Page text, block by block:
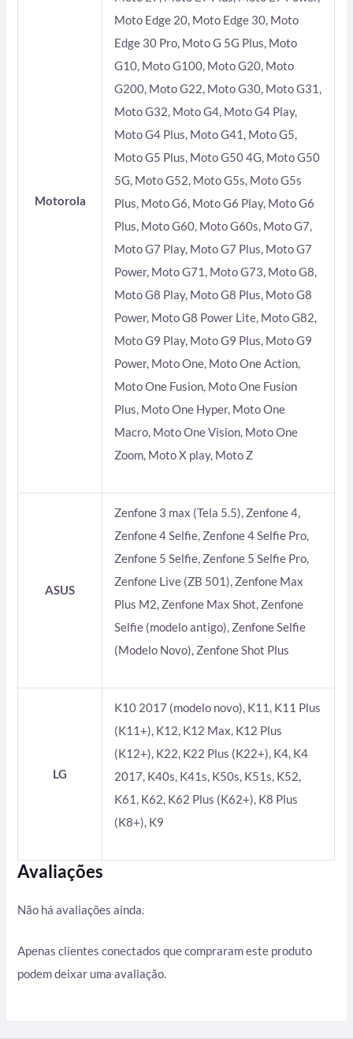
Motorola
Moto Edge 20, Moto Edge 30, Moto
Edge 30 Pro, Moto G 5G Plus, Moto
G10, Moto G100, Moto G20, Moto
G200, Moto G22, Moto G30, Moto G31,
Moto G32, Moto G4, Moto G4 Play,
Moto G4 Plus, Moto G41, Moto G5,
Moto G5 Plus, Moto G50 4G, Moto G50
5G, Moto G52, Moto G5s, Moto G5s
Plus, Moto G6, Moto G6 Play, Moto G6
Plus, Moto G60, Moto G60s, Moto G7,
Moto G7 Play, Moto G7 Plus, Moto G7
Power, Moto G71, Moto G73, Moto G8,
Moto G8 Play, Moto G8 Plus, Moto G8
Power, Moto G8 Power Lite, Moto G82,
Moto G9 Play, Moto G9 Plus, Moto G9
Power, Moto One, Moto One Action,
Moto One Fusion, Moto One Fusion
Plus, Moto One Hyper, Moto One
Macro, Moto One Vision, Moto One
Zoom, Moto X play, Moto Z
ASUS
Zenfone 3 max (Tela 5.5), Zenfone 4,
Zenfone 4 Selfie, Zenfone 4 Selfie Pro,
Zenfone 5 Selfie, Zenfone 5 Selfie Pro,
Zenfone Live (ZB 501), Zenfone Max
Plus M2, Zenfone Max Shot, Zenfone
Selfie (modelo antigo), Zenfone Selfie
(Modelo Novo), Zenfone Shot Plus
LG
K10 2017 (modelo novo), K11, K11 Plus
(K11+), K12, K12 Max, K12 Plus
(K12+), K22, K22 Plus (K22+), K4, K4
2017, K40s, K41s, K50s, K51s, K52,
K61, K62, K62 Plus (K62+), K8 Plus
(K8+), K9
Avaliações
Não há avaliações ainda.
Apenas clientes conectados que compraram este produto
podem deixar uma avaliação.